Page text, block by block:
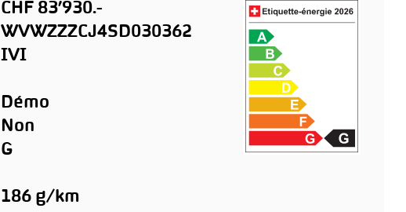
CHF 83’930.-
WVWZZZCJ4SD030362
IVI
Démo
Non
G
186 g/km